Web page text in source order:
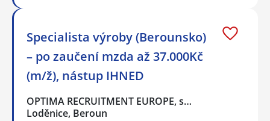
Specialista výroby (Berounsko)
– po zaučení mzda až 37.000Kč
(m/ž), nástup IHNED
OPTIMA RECRUITMENT EUROPE, s…
Loděnice, Beroun